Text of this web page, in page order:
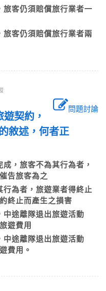
客仍須賠償旅行業者一
客仍須賠償旅行業者兩
問題討論
契約，
敘述，何者正
，旅客不為其行為者，
告旅客為之
為者，旅遊業者得終止
終止而產生之損害
途離隊退出旅遊活動
旅遊費用
途離隊退出旅遊活動
費用。